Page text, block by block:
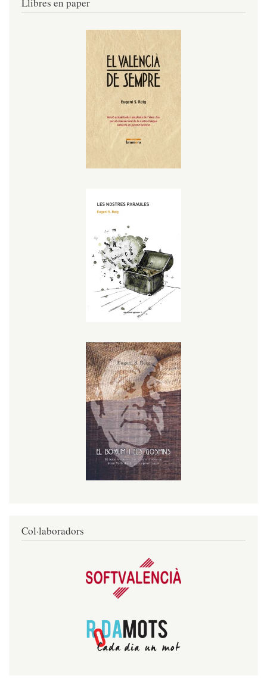
Col·laboradors